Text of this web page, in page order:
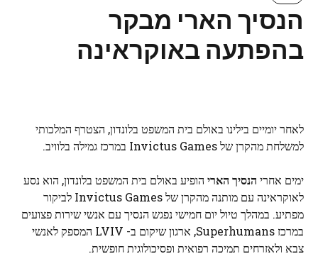
הנסיך הארי מבקר
בהפתעה באוקראינה
לאחר יומיים בילינו באולם בית המשפט בלונדון, הצטרף המלכותי
למשלחת מהקרן של Invictus Games במרכז גמילה בלוויב.
ימים אחרי הנסיך הארי הופיע באולם בית המשפט בלונדון, הוא נסע
לאוקראינה עם מותנה מהקרן של Invictus Games לביקור
מפתיע. במהלך טיול יום חמישי נפגש הנסיך עם אנשי שירות פצועים
במרכז Superhumans, ארגון שיקום ב- LVIV המספק לאנשי
צבא ולאזרחים תמיכה רפואית ופסיכולוגית חופשית.